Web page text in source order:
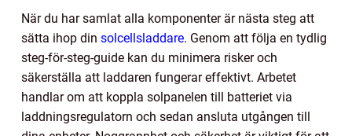
När du har samlat alla komponenter är nästa steg att
sätta ihop din solcellsladdare. Genom att följa en tydlig
steg-för-steg-guide kan du minimera risker och
säkerställa att laddaren fungerar effektivt. Arbetet
handlar om att koppla solpanelen till batteriet via
laddningsregulatorn och sedan ansluta utgången till